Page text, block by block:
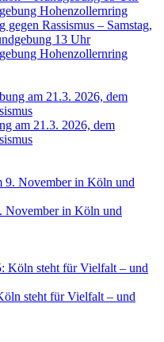
Rassismus – Samstag,
13 Uhr
Hohenzollernring
am 21.3. 2026, dem
November in Köln und
steht für Vielfalt – und